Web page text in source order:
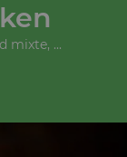
mixte, ...